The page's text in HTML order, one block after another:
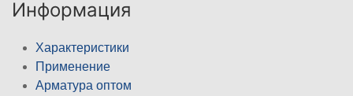
Информация
Характеристики
Применение
Арматура оптом